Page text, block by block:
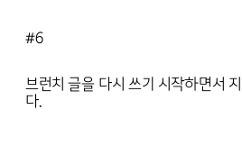
#6
브런치 글을 다시 쓰기 시작하면서
다.